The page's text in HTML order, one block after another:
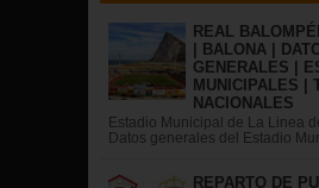
REAL
| BALONA |
GENERALES |
MUNICIPALES |
NACIONALES
Estadio Municipal de La Linea
Datos generales del Estadio
REPARTO DE